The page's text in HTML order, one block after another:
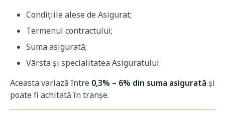
Condiţiile alese de Asigurat;
Termenul contractului;
Suma asigurată;
Vârsta şi specialitatea Asiguratului.
Aceasta variază între 0,3% – 6% din suma asiguratăşi
poate fi achitată în tranşe.